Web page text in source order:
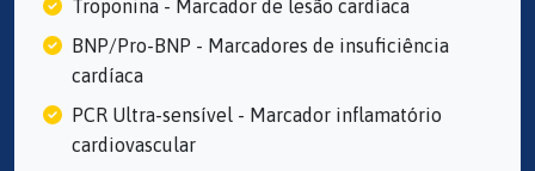
Troponina - Marcador de lesão cardíaca
BNP/Pro-BNP - Marcadores de insuficiência
cardíaca
PCR Ultra-sensível - Marcador inflamatório
cardiovascular